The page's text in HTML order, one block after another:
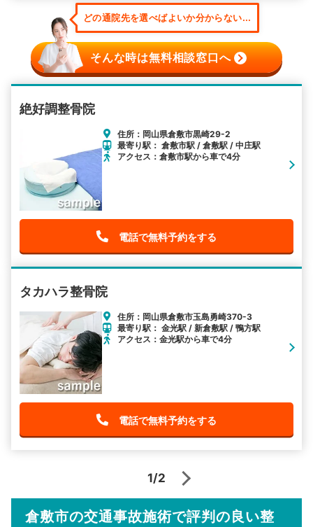
どの通院先を選べばよいか分からない...
そんな時は無料相談窓口へ
絶好調整骨院
住所：岡山県倉敷市黒崎29-2
最寄り駅： 倉敷市駅 / 倉敷駅 / 中庄駅
アクセス：倉敷市駅から車で4分
電話で無料予約をする
タカハラ整骨院
住所：岡山県倉敷市玉島勇崎370-3
最寄り駅： 金光駅 / 新倉敷駅 / 鴨方駅
アクセス：金光駅から車で4分
電話で無料予約をする
1/2
倉敷市の交通事故施術で評判の良い整